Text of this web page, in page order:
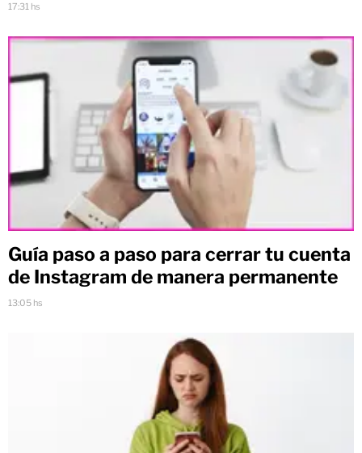
17:31 hs
Guía paso a paso para cerrar tu cuenta
de Instagram de manera permanente
13:05 hs